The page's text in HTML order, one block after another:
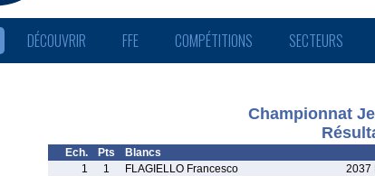
DÉCOUVRIR FFE COMPÉTITIONS SECTEURS
Championnat
Ech. Pts Blancs
1
1 FLAGIELLO Francesco 2037